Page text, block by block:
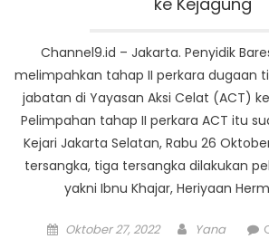
Channel9.id – Jakarta. Penyidik
melimpahkan tahap II perkara dugaan
jabatan di Yayasan Aksi Celat (ACT)
Pelimpahan tahap II perkara ACT itu
Kejari Jakarta Selatan, Rabu 26
tersangka, tiga tersangka dilakukan
yakni Ibnu Khajar, Heriyaan
Posted
Oktober 27, 2022 Author
Yana